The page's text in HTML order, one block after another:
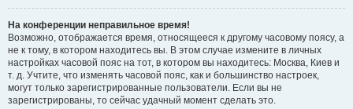
На конференции неправильное время!
Возможно, отображается время, относящееся к другому часовому поясу, а
не к тому, в котором находитесь вы. В этом случае измените в личных
настройках часовой пояс на тот, в котором вы находитесь: Москва, Киев и
т. д. Учтите, что изменять часовой пояс, как и большинство настроек,
могут только зарегистрированные пользователи. Если вы не
зарегистрированы, то сейчас удачный момент сделать это.